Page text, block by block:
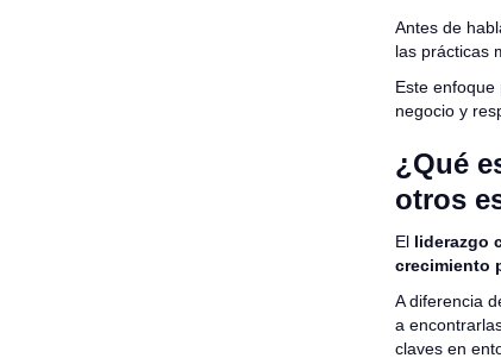
Antes de
las prácticas
Este enfoque
negocio y
¿Qué
otros
El liderazgo
crecimiento
A diferencia
a
claves en